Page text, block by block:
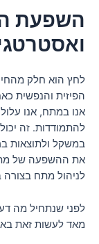
השפעת
לחץ הוא חלק
הפיזית והנפשית
אנו במתח, אנו
להתמודדות. זה
במשקל ולתוצאות
את ההשפעה של
לניהול מתח בצורה
לפני שנתחיל מה
מאד לעשות זאת